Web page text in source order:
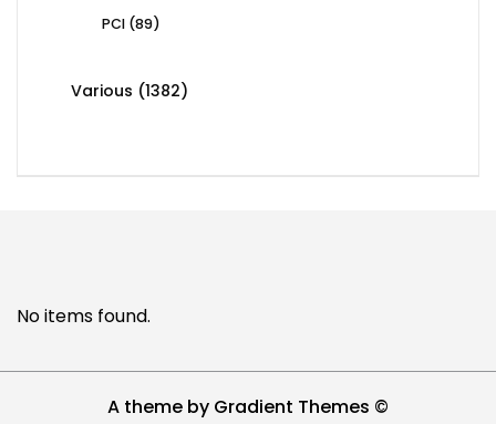
PCI 8989
Various 13821382
No items found.
A theme by Gradient Themes ©